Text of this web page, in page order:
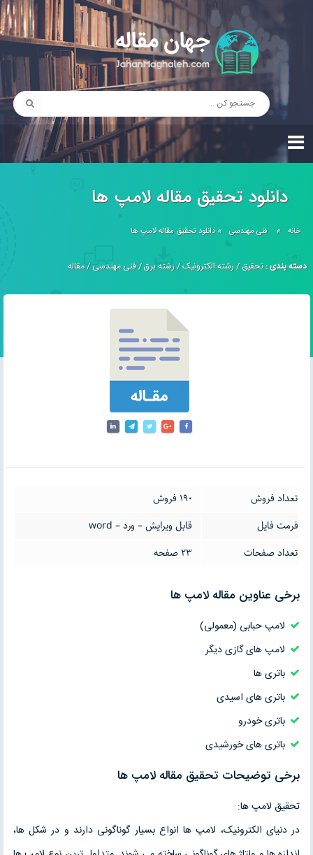
دانلود تحقیق مقاله لامپ ها
خانه » فنی مهندسی »دانلود تحقیق مقاله لامپ ها
دسته بندی :تحقیق/رشته الکترونیک/رشته برق/فنی مهندسی/مقاله
تعداد فروش
190 فروش
فرمت فایل
قابل ویرایش – ورد – word
تعداد صفحات
23 صفحه
برخی عناوین مقاله لامپ ها
لامپ حبابی (معمولی)
لامپ های گازی دیگر
باتری ها
باتری های اسیدی
باتری خودرو
باتری های خورشیدی
برخی توضیحات تحقیق مقاله لامپ ها
تحقیق لامپ ها:
در دنیای الکترونیک، لامپ ها انواع بسیار گوناگونی دارند و در شکل ها،